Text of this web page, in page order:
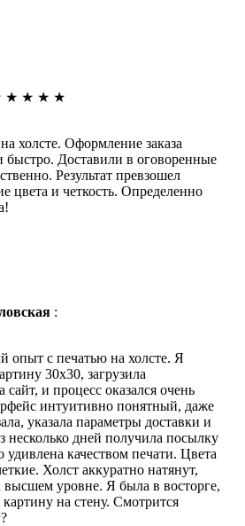
★ ★ ★ ★
холсте. Оформление заказа
быстро. Доставили в оговоренные
Результат превзошел
цвета и четкость. Определенно
:
опыт с печатью на холсте. Я
30х30, загрузила
сайт, и процесс оказался очень
интуитивно понятный, даже
указала параметры доставки и
несколько дней получила посылку
качеством печати. Цвета
Холст аккуратно натянут,
уровне. Я была в восторге,
картину на стену. Смотрится